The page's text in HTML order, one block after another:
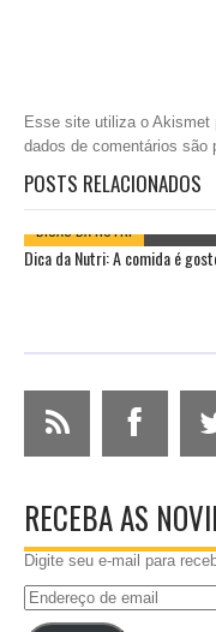
Esse site utiliza o Akismet
dados de comentários são
POSTS RELACIONADOS
DICAS DA NUTRI
Dica da Nutri: A comida é
RECEBA AS
Digite seu e-mail para
Endereço